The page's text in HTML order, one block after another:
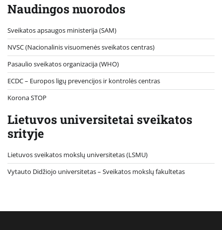
Naudingos nuorodos
Sveikatos apsaugos ministerija (SAM)
NVSC (Nacionalinis visuomenės sveikatos centras)
Pasaulio sveikatos organizacija (WHO)
ECDC – Europos ligų prevencijos ir kontrolės centras
Korona STOP
Lietuvos universitetai sveikatos
srityje
Lietuvos sveikatos mokslų universitetas (LSMU)
Vytauto Didžiojo universitetas– Sveikatos mokslų fakultetas